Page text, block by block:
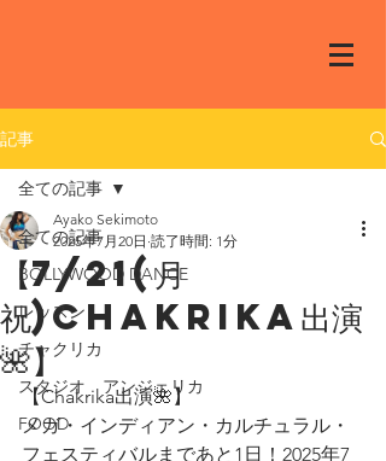
記事
全ての記事
BOLLYWOOD DANCE
レッスン
チャクリカ
スタジオ アンジェリカ
FOOD
全ての記事
【7/21(月
祝)Chakrika出演
🌺】
Ayako Sekimoto
2025年7月20日 読了時間: 1分
【Chakrika出演🌺】
メガ・インディアン・カルチュラル・
フェスティバルまであと1日！2025年7